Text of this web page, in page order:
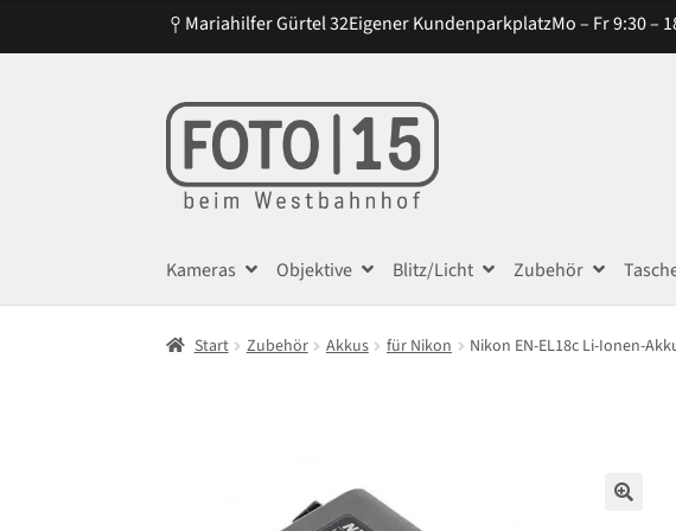
Mariahilfer Gürtel 32Eigener KundenparkplatzMo – Fr 9:30 –
Zur
Navigation
springen
Zum
Inhalt
springen
Kameras Objektive Blitz/Licht Zubehör
Start Zubehör Akkus für Nikon Nikon EN-EL18c Li-Ionen-